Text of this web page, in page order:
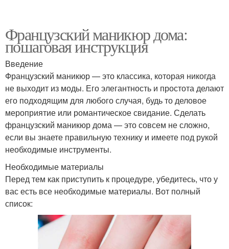
Французский маникюр дома:
пошаговая инструкция
Введение
Французский маникюр — это классика, которая никогда
не выходит из моды. Его элегантность и простота делают
его подходящим для любого случая, будь то деловое
мероприятие или романтическое свидание. Сделать
французский маникюр дома — это совсем не сложно,
если вы знаете правильную технику и имеете под рукой
необходимые инструменты.
Необходимые материалы
Перед тем как приступить к процедуре, убедитесь, что у
вас есть все необходимые материалы. Вот полный
список: